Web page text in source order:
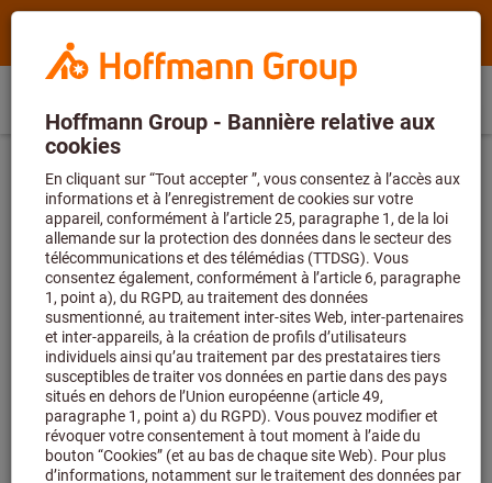
Hoffmann
Home
de
numéro
d’article,
catégorie,
EAN/GTIN,
marque...
Hoffmann
Group
navigation
Menu
directe
FR(
connecter
Panier
%
Exclusivement pour les nouveaux
Inscrivez-vous dès maintenant pour
bénéficier de-20% de réduction sur votre
première commande!Inscrivez-vous dès
maintenant et commencez à économiser
dès aujourd’hui !
Formations
Que vous souhaitiez suivre l’un de nos séminaires, que vous
recherchiez des informations pertinentes ou que vous
souhaitiez découvrir nos produits dans l’une de nos vidéos,
nous mettons à votre disposition de nombreuses
informations utiles.